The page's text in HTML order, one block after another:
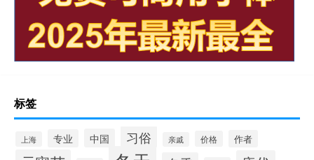
标签
上海 专业 中国 习俗 亲戚 价格 作者